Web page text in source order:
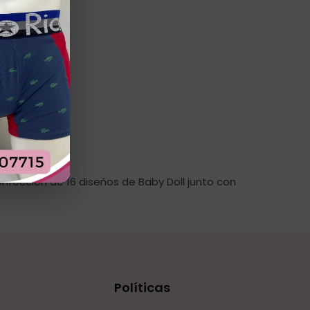
de 16 diseños de Baby Doll junto con
Políticas